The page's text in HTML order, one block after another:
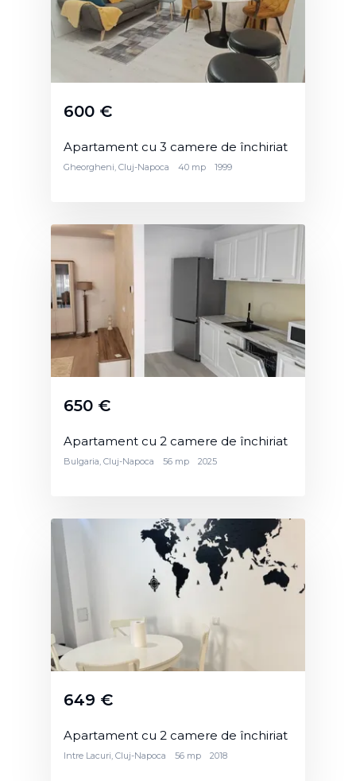
Apartament cu 3 camere de închiriat
600 €
Gheorgheni, Cluj-Napoca 40 mp 1999
Apartament cu 2 camere de închiriat
650 €
Bulgaria, Cluj-Napoca 56 mp 2025
Apartament cu 2 camere de închiriat
649 €
Intre Lacuri, Cluj-Napoca 56 mp 2018